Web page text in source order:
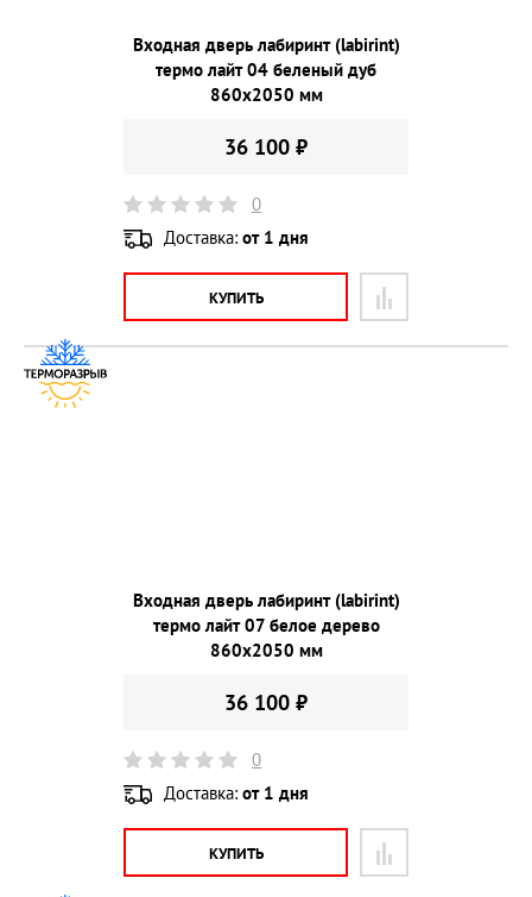
Входная дверь лабиринт (labirint)
термо лайт 04 беленый дуб
860х2050 мм
36 100 ₽
0
Доставка: от 1 дня
КУПИТЬ
Входная дверь лабиринт (labirint)
термо лайт 07 белое дерево
860х2050 мм
36 100 ₽
0
Доставка: от 1 дня
КУПИТЬ